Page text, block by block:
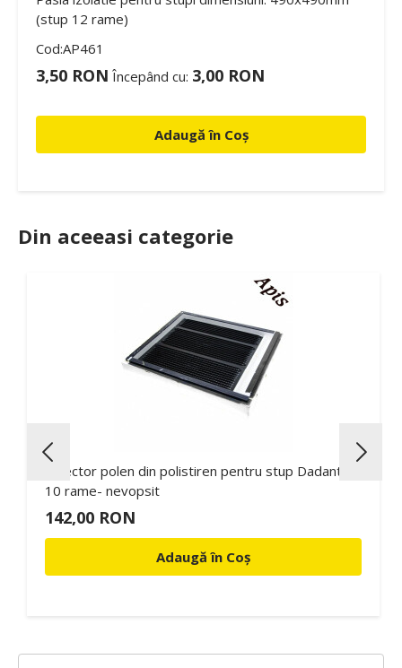
(stup 12 rame)
Cod:AP461
3,50 RON Începând cu: 3,00 RON
Adaugă în Coș
Din aceeasi categorie
Colector polen din polistiren pentru stup Dadant pe
10 rame- nevopsit
142,00 RON
Adaugă în Coș